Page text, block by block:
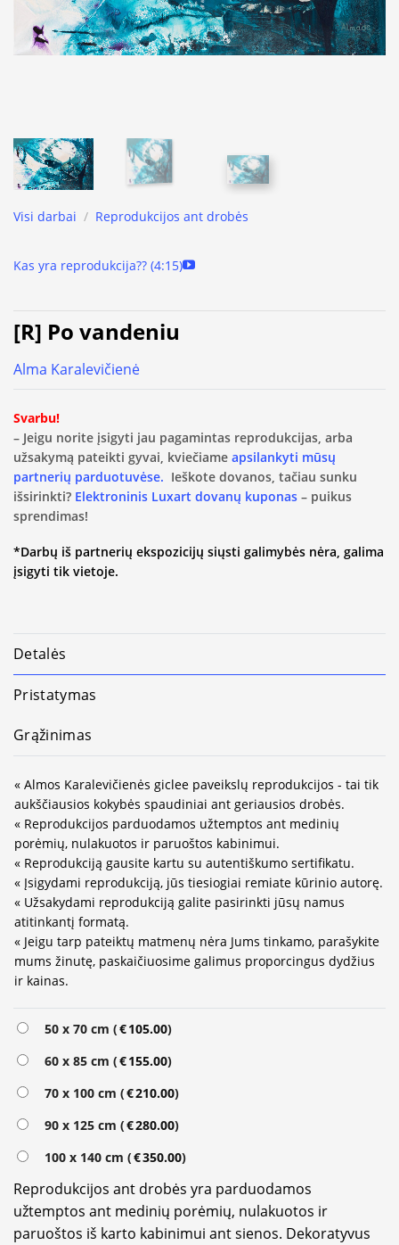
Visi darbai / Reprodukcijos ant drobės
Kas yra reprodukcija?? (4:15)
[R] Po vandeniu
Alma Karalevičienė
Svarbu!
– Jeigu norite įsigyti jau pagamintas reprodukcijas, arba
užsakymą pateikti gyvai, kviečiame apsilankyti mūsų
partnerių parduotuvėse. Ieškote dovanos, tačiau sunku
išsirinkti? Elektroninis Luxart dovanų kuponas – puikus
sprendimas!
*Darbų iš partnerių ekspozicijų siųsti galimybės nėra, galima
įsigyti tik vietoje.
Detalės
Pristatymas
Grąžinimas
« Almos Karalevičienės giclee paveikslų reprodukcijos - tai tik
aukščiausios kokybės spaudiniai ant geriausios drobės.
« Reprodukcijos parduodamos užtemptos ant medinių
porėmių, nulakuotos ir paruoštos kabinimui.
« Reprodukciją gausite kartu su autentiškumo sertifikatu.
« Įsigydami reprodukciją, jūs tiesiogiai remiate kūrinio autorę.
« Užsakydami reprodukciją galite pasirinkti jūsų namus
atitinkantį formatą.
« Jeigu tarp pateiktų matmenų nėra Jums tinkamo, parašykite
mums žinutę, paskaičiuosime galimus proporcingus dydžius
ir kainas.
50 x 70 cm (€105.00)
60 x 85 cm (€155.00)
70 x 100 cm (€210.00)
90 x 125 cm (€280.00)
100 x 140 cm (€350.00)
Reprodukcijos ant drobės yra parduodamos
užtemptos ant medinių porėmių, nulakuotos ir
paruoštos iš karto kabinimui ant sienos. Dekoratyvus
Alternative: